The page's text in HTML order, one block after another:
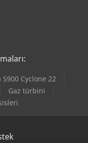
yeri:
5900 Cyclone 22
Gaz türbini